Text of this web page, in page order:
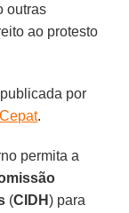
outras
ao protesto
por
Cepat.
permita a
(CIDH) para